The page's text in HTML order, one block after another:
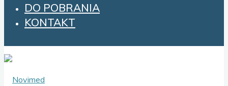
DO POBRANIA
KONTAKT